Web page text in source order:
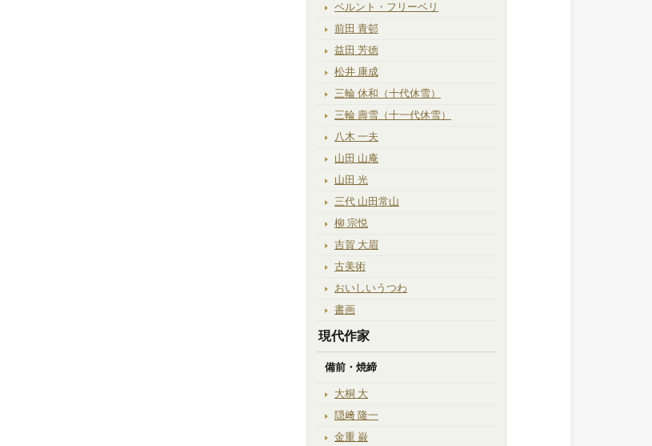
ベルント・フリーベリ
前田 青邨
益田 芳徳
松井 康成
三輪 休和（十代休雪）
三輪 壽雪（十一代休雪）
八木 一夫
山田 山庵
山田 光
三代 山田常山
柳 宗悦
吉賀 大眉
古美術
おいしいうつわ
書画
現代作家
備前・焼締
大桐 大
隠﨑 隆一
金重 巌